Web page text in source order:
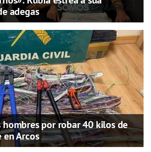
adegas
hombres por robar 40 kilos de
en Arcos